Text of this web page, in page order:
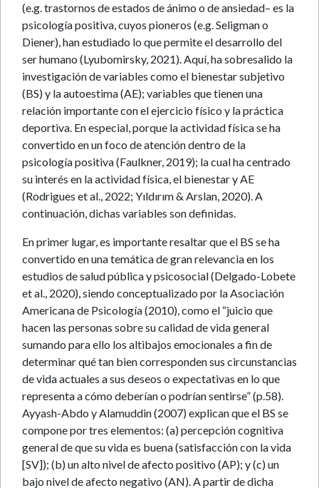
(e.g. trastornos de estados de ánimo o de ansiedad– es la
psicología positiva, cuyos pioneros (e.g. Seligman o
Diener), han estudiado lo que permite el desarrollo del
ser humano (Lyubomirsky, 2021). Aquí, ha sobresalido la
investigación de variables como el bienestar subjetivo
(BS) y la autoestima (AE); variables que tienen una
relación importante con el ejercicio físico y la práctica
deportiva. En especial, porque la actividad física se ha
convertido en un foco de atención dentro de la
psicología positiva (Faulkner, 2019); la cual ha centrado
su interés en la actividad física, el bienestar y AE
(Rodrigues et al., 2022; Yıldırım & Arslan, 2020). A
continuación, dichas variables son definidas.
En primer lugar, es importante resaltar que el BS se ha
convertido en una temática de gran relevancia en los
estudios de salud pública y psicosocial (Delgado-Lobete
et al., 2020), siendo conceptualizado por la Asociación
Americana de Psicología (2010), como el “juicio que
hacen las personas sobre su calidad de vida general
sumando para ello los altibajos emocionales a fin de
determinar qué tan bien corresponden sus circunstancias
de vida actuales a sus deseos o expectativas en lo que
representa a cómo deberían o podrían sentirse” (p.58).
Ayyash-Abdo y Alamuddin (2007) explican que el BS se
compone por tres elementos: (a) percepción cognitiva
general de que su vida es buena (satisfacción con la vida
[SV]); (b) un alto nivel de afecto positivo (AP); y (c) un
bajo nivel de afecto negativo (AN). A partir de dicha